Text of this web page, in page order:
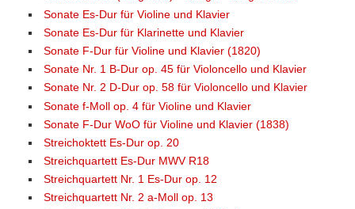
Sonate Es-Dur für Violine und Klavier
Sonate Es-Dur für Klarinette und Klavier
Sonate F-Dur für Violine und Klavier (1820)
Sonate Nr. 1 B-Dur op. 45 für Violoncello und Klavier
Sonate Nr. 2 D-Dur op. 58 für Violoncello und Klavier
Sonate f-Moll op. 4 für Violine und Klavier
Sonate F-Dur WoO für Violine und Klavier (1838)
Streichoktett Es-Dur op. 20
Streichquartett Es-Dur MWV R18
Streichquartett Nr. 1 Es-Dur op. 12
Streichquartett Nr. 2 a-Moll op. 13